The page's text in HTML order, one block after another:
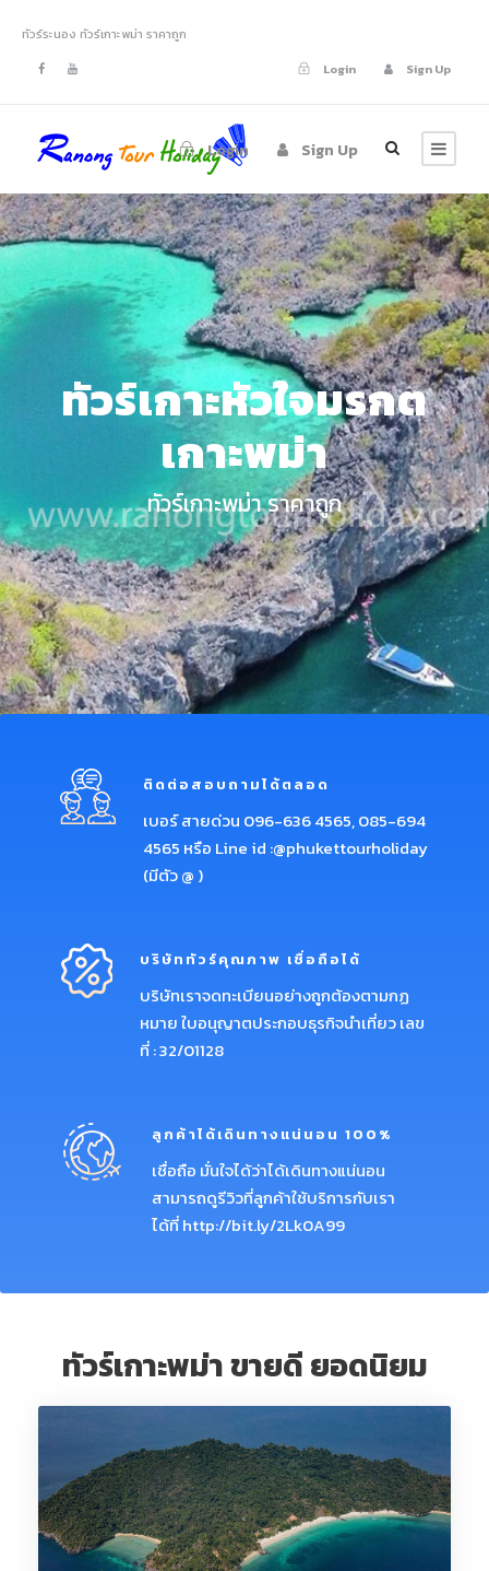
ทัวร์ระนอง ทัวร์เกาะพม่า ราคาถูก
Login
Sign Up
Login Sign Up
ทัวร์เกาะหัวใจมรกต
เกาะพม่า
ทัวร์เกาะพม่า ราคาถูก
ติดต่อสอบถามได้ตลอด
เบอร์ สายด่วน 096-636 4565, 085-694
4565 หรือ Line id :@phukettourholiday
(มีตัว @ )
บริษัททัวร์คุณภาพ เชื่อถือได้
บริษัทเราจดทะเบียนอย่างถูกต้องตามกฏ
หมาย ใบอนุญาตประกอบธุรกิจนำเที่ยว เลข
ที่ : 32/01128
ลูกค้าได้เดินทางแน่นอน 100%
เชื่อถือ มั่นใจได้ว่าได้เดินทางแน่นอน
สามารถดูรีวิวที่ลูกค้าใช้บริการกับเรา
ได้ที่http://bit.ly/2Lk0A99
ทัวร์เกาะพม่า ขายดี ยอดนิยม